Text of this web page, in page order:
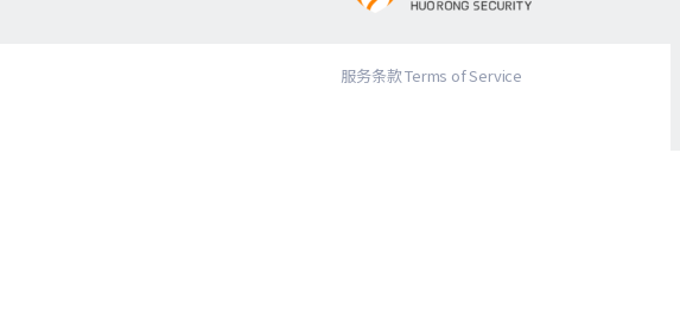
服务条款 Terms of Service